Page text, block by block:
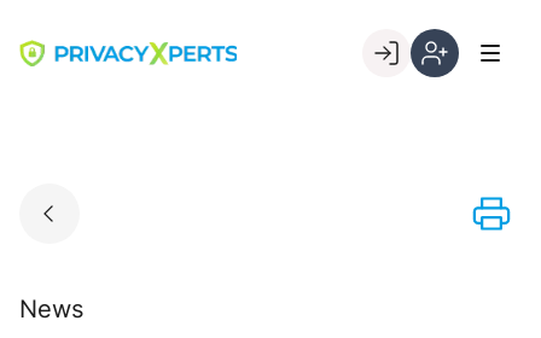
content
Go to landing page.
News